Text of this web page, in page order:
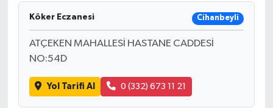
Köker Eczanesi Cihanbeyli
ATÇEKEN MAHALLESİ HASTANE CADDESİ
NO:54D
Yol Tarifi Al 0 (332) 673 11 21